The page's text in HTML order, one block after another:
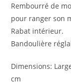
Rembourré de
pour ranger son
Rabat intérieur.
Bandoulière
Dimensions:
cm